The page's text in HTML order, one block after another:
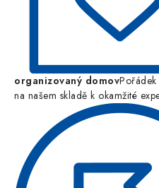
organizovaný domov
na našem skladě k okamžité